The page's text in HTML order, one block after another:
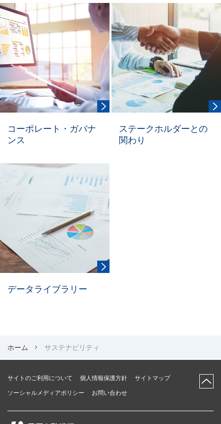
コーポレート・ガバナ
ンス
ステークホルダーとの
関わり
データライブラリー
ホーム サステナビリティ
サイトのご利用について 個人情報保護方針
サイトマップ
ソーシャルメディアポリシー
お問い合わせ